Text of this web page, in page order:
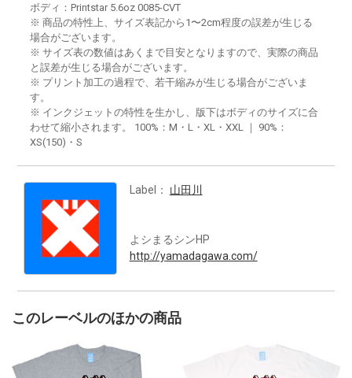
ボディ：Printstar 5.6oz 0085-CVT
※ 商品の特性上、サイズ表記から1〜2cm程度の誤差が生じる
場合がございます。
※ サイズ表の数値はあくまで目安となりますので、実際の商品
と誤差が生じる場合がございます。
※ プリント加工の過程で、若干縮みが生じる場合がございま
す。
※ インクジェットの特性を生かし、版下はボディのサイズに合
わせて縮小されます。 100%：M・L・XL・XXL ｜ 90%：
XS(150)・S
Label： 山田川
よシまるシンHP
http://yamadagawa.com/
このレーベルのほかの商品